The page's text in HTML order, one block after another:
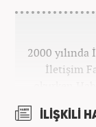
2000
İletişim
okurken
2022
'Haber
İLİŞKİLİ